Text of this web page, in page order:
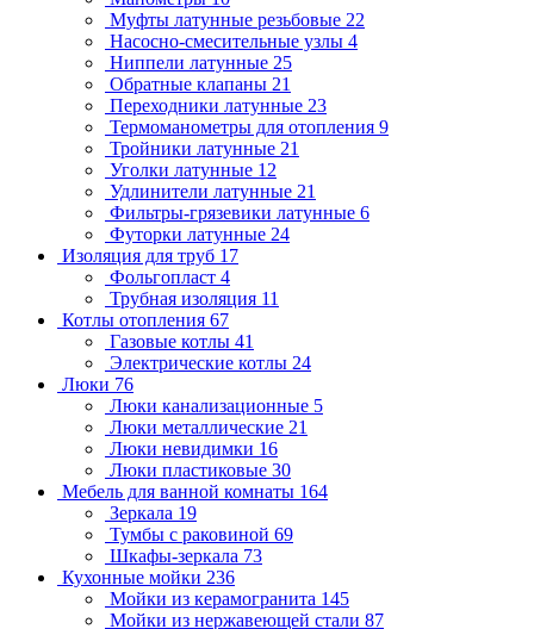
Муфты латунные резьбовые 22
Насосно-смесительные узлы 4
Ниппели латунные 25
Обратные клапаны 21
Переходники латунные 23
Термоманометры для отопления 9
Тройники латунные 21
Уголки латунные 12
Удлинители латунные 21
Фильтры-грязевики латунные 6
Футорки латунные 24
Изоляция для труб 17
Фольгопласт 4
Трубная изоляция 11
Котлы отопления 67
Газовые котлы 41
Электрические котлы 24
Люки 76
Люки канализационные 5
Люки металлические 21
Люки невидимки 16
Люки пластиковые 30
Мебель для ванной комнаты 164
Зеркала 19
Тумбы с раковиной 69
Шкафы-зеркала 73
Кухонные мойки 236
Мойки из керамогранита 145
Мойки из нержавеющей стали 87